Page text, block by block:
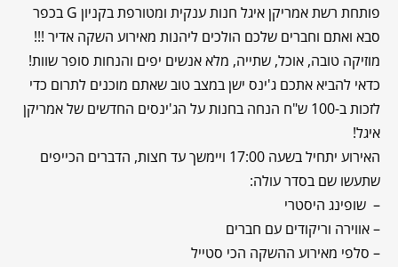
פותחת רשת אמריקן איגל חנות ענקית ומטורפת בקניון G בכפר
סבא ואתם וחברים שלכם הולכים ליהנות מאירוע השקה אדיר !!!
מוזיקה טובה, אוכל, שתייה, מלא אנשים יפים והנחות סופר שוות!
כדאי להביא אתכם ג'ינס ישן במצב טוב שאתם מוכנים לתרום כדי
לזכות ב-100 ש"ח הנחה בחנות על הג'ינסים החדשים של אמריקן
איגל!
האירוע יתחיל בשעה 17:00 ויימשך עד חצות, הדברים הכייפים
שתעשו שם בסדר עולה:
– שופינג היסטרי
– אווירה וריקודים עם חברים
– סלפי מאירוע ההשקה הכי סטייל